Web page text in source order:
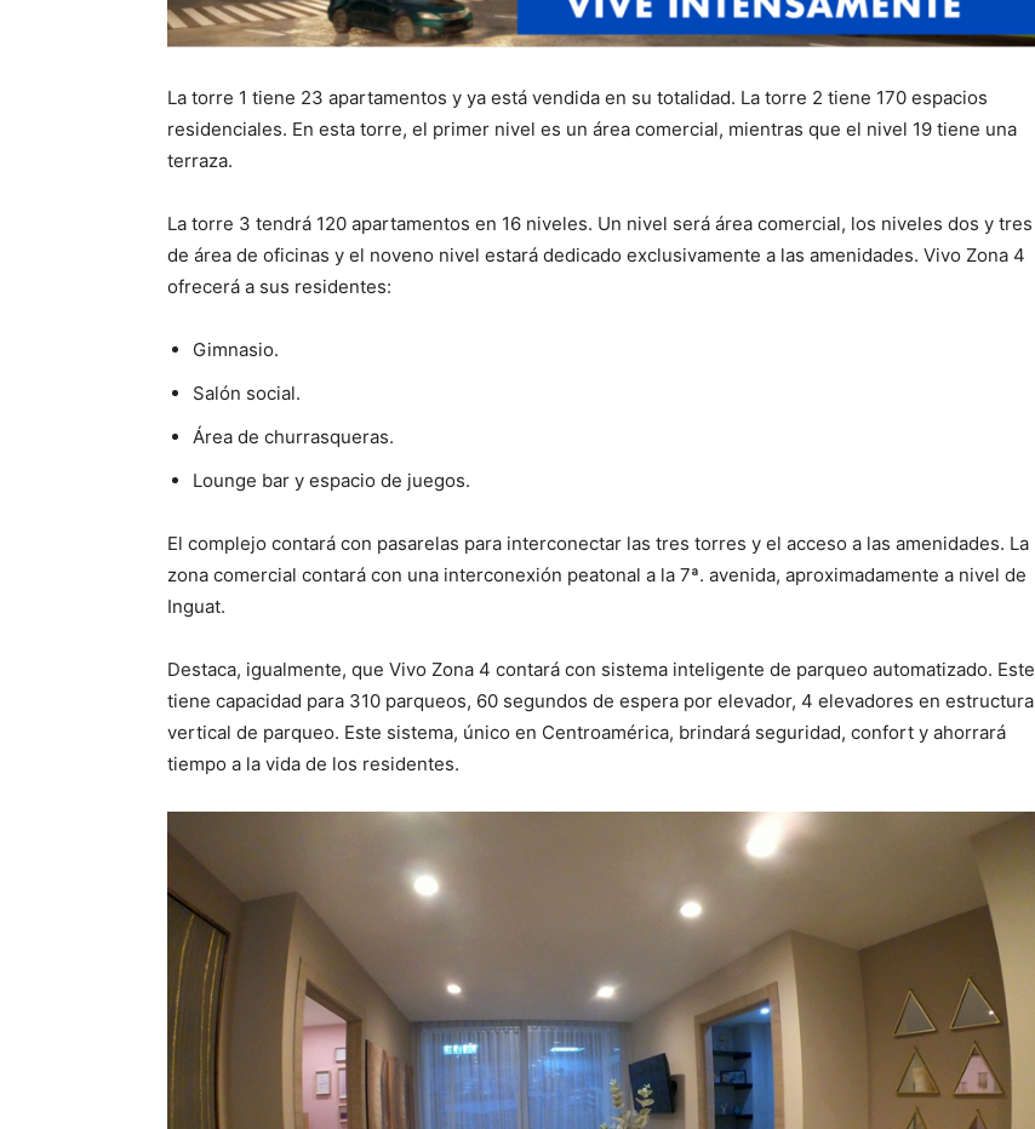
La torre 1 tiene 23 apartamentos y ya está vendida en su totalidad. La torre 2 tiene 170 espacios
residenciales. En esta torre, el primer nivel es un área comercial, mientras que el nivel 19 tiene una
terraza.
La torre 3 tendrá 120 apartamentos en 16 niveles. Un nivel será área comercial, los niveles dos y tres
de área de oficinas y el noveno nivel estará dedicado exclusivamente a las amenidades. Vivo Zona 4
ofrecerá a sus residentes:
Gimnasio.
Salón social.
Área de churrasqueras.
Lounge bar y espacio de juegos.
El complejo contará con pasarelas para interconectar las tres torres y el acceso a las amenidades. La
zona comercial contará con una interconexión peatonal a la 7ª. avenida, aproximadamente a nivel de
Inguat.
Destaca, igualmente, que Vivo Zona 4 contará con sistema inteligente de parqueo automatizado. Este
tiene capacidad para 310 parqueos, 60 segundos de espera por elevador, 4 elevadores en estructura
vertical de parqueo. Este sistema, único en Centroamérica, brindará seguridad, confort y ahorrará
tiempo a la vida de los residentes.